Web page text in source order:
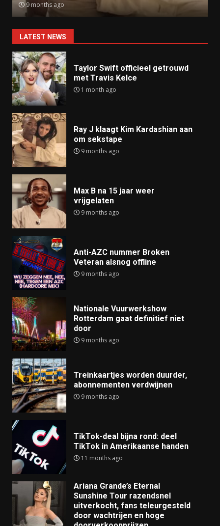
9 months ago
LATEST NEWS
Taylor Swift officieel getrouwd
met Travis Kelce
1 month ago
Ray J klaagt Kim Kardashian aan
om sekstape
9 months ago
Max B na 15 jaar weer
vrijgelaten
9 months ago
Anti-AZC nummer Broken
Veteran alsnog offline
9 months ago
Nationale Vuurwerkshow
Rotterdam gaat definitief niet
door
9 months ago
Treinkaartjes worden duurder,
abonnementen verdwijnen
9 months ago
TikTok-deal bijna rond: deel
TikTok in Amerikaanse handen
11 months ago
Ariana Grande’s Eternal
Sunshine Tour razendsnel
uitverkocht, fans teleurgesteld
door wachtrijen en hoge